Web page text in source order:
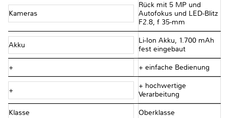
Kameras
Rück mit 5 MP und
Autofokus und LED-Blitz
F2.8, f 35-mm
Akku
Li-Ion Akku, 1.700 mAh
fest eingebaut
+ + einfache Bedienung
+
+ hochwertige
Verarbeitung
Klasse Oberklasse